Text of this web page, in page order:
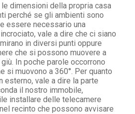
dimensioni della propria casa
perché se gli ambienti sono
essere necessario una
vale a dire che ci siano
in diversi punti oppure
che si possono muovere a
In poche parole occorrono
si muovono a 360°. Per quanto
esterno, vale a dire la parte
il nostro immobile,
installare delle telecamere
recinto che possono avvisare